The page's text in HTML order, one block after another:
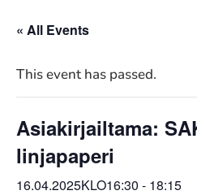
« All Events
This event has passed.
Asiakirjailtama:
linjapaperi
16.04.2025KLO16:30 - 18:15